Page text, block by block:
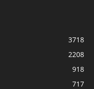
3718
2208
918
717